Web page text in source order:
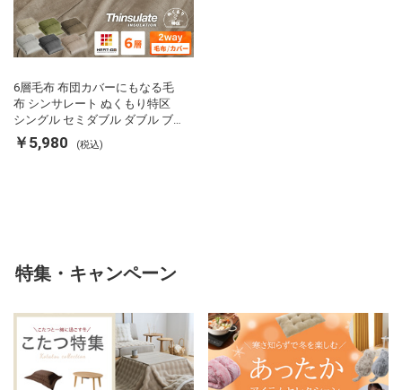
6層毛布 布団カバーにもなる毛
布 シンサレート ぬくもり特区
シングル セミダブル ダブル ブ
ランケット 掛け布団カバー フラ
ンネル 保温 蓄熱 吸湿 発熱 断熱
￥5,980 (税込)
特集・キャンペーン